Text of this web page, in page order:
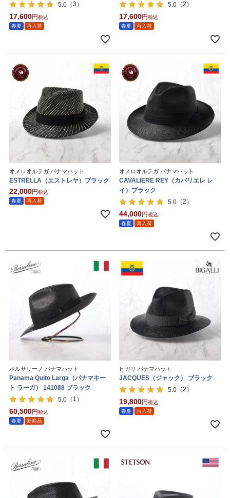
5.0 （3）
17,600
税込
春夏
再入荷
5.0 （2）
17,600
税込
春夏
再入荷
オメロオルテガ パナマハット
ESTRELLA（エストレヤ）ブラック
22,000
税込
春夏
再入荷
オメロオルテガ パナマハット
CAVALIERE REY（カバリエレ レ
イ）ブラック
5.0 （2）
44,000
税込
春夏
再入荷
ボルサリーノ パナマハット
Panama Quito Larga（パナマキー
ト ラーガ） 141088 ブラック
5.0 （1）
60,500
税込
春夏
新商品
ビガリ パナマハット
JACQUES（ジャック） ブラック
5.0 （2）
19,800
税込
春夏
再入荷